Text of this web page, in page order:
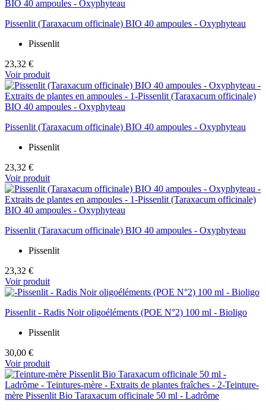
Pissenlit (Taraxacum officinale) BIO 40 ampoules - Oxyphyteau
Pissenlit
23,32 €
Voir produit
Pissenlit (Taraxacum officinale) BIO 40 ampoules - Oxyphyteau
Pissenlit
23,32 €
Voir produit
Pissenlit (Taraxacum officinale) BIO 40 ampoules - Oxyphyteau
Pissenlit
23,32 €
Voir produit
Pissenlit - Radis Noir oligoéléments (POE N°2) 100 ml - Bioligo
Pissenlit
30,00 €
Voir produit